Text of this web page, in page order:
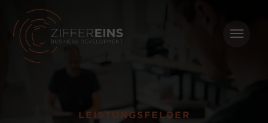
Inhalt
springen
zum
Inhalt
wechseln
LEISTUNGSFELDER